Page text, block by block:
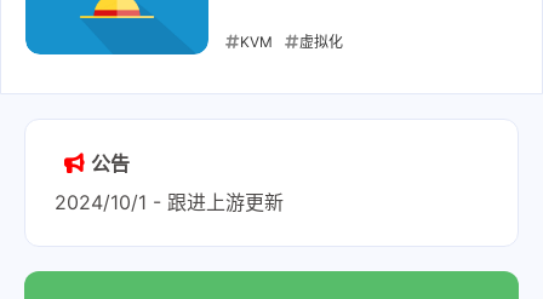
KVM 虚拟化
公告
2024/10/1 - 跟进上游更新